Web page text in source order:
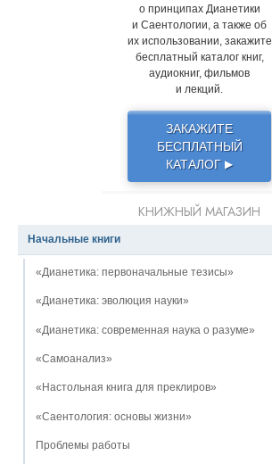
о принципах Дианетики
и Саентологии, а также об
их использовании, закажите
бесплатный каталог книг,
аудиокниг, фильмов
и лекций.
ЗАКАЖИТЕ
БЕСПЛАТНЫЙ
КАТАЛОГ ▶
КНИЖНЫЙ МАГАЗИН
Начальные книги
«Дианетика: первоначальные тезисы»
«Дианетика: эволюция науки»
«Дианетика: современная наука о разуме»
«Самоанализ»
«Настольная книга для преклиров»
«Саентология: основы жизни»
Проблемы работы